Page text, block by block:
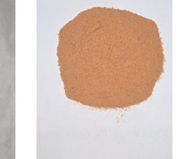
OMNIA Q 2